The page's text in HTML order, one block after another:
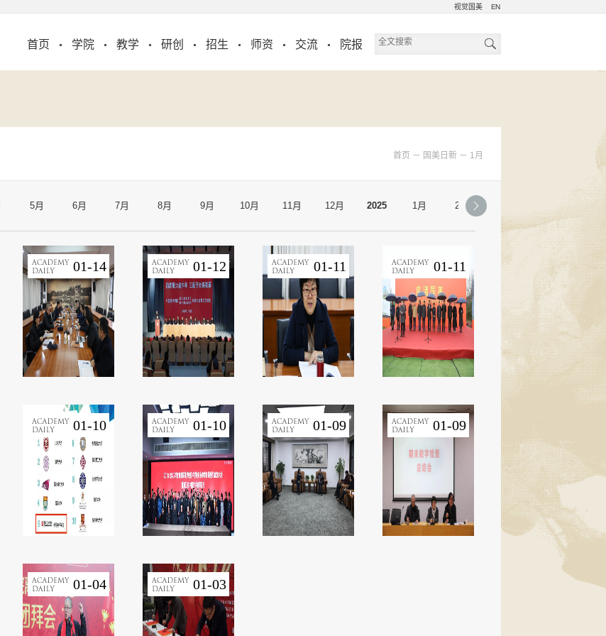
视觉国美 EN
首页 学院 教学 研创 招生 师资 交流 院报
首页 － 国美日新 － 1月
5月 6月 7月 8月 9月 10月 11月 12月 2025 1月 2月 5月
01-14 01-12 01-11 01-11
01-10 01-10 01-09 01-09
01-04 01-03